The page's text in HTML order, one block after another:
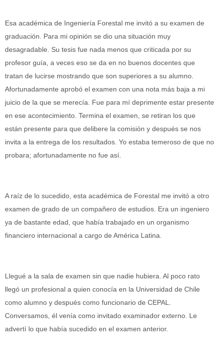
Esa académica de Ingeniería Forestal me invitó a su examen de
graduación. Para mi opinión se dio una situación muy
desagradable. Su tesis fue nada menos que criticada por su
profesor guía, a veces eso se da en no buenos docentes que
tratan de lucirse mostrando que son superiores a su alumno.
Afortunadamente aprobó el examen con una nota más baja a mi
juicio de la que se merecía. Fue para mí deprimente estar presente
en ese acontecimiento. Termina el examen, se retiran los que
están presente para que delibere la comisión y después se nos
invita a la entrega de los resultados. Yo estaba temeroso de que no
probara; afortunadamente no fue así.
A raíz de lo sucedido, esta académica de Forestal me invitó a otro
examen de grado de un compañero de estudios. Era un ingeniero
ya de bastante edad, que había trabajado en un organismo
financiero internacional a cargo de América Latina.
Llegué a la sala de examen sin que nadie hubiera. Al poco rato
llegó un profesional a quien conocía en la Universidad de Chile
como alumno y después como funcionario de CEPAL.
Conversamos, él venía como invitado examinador externo. Le
advertí lo que había sucedido en el examen anterior.